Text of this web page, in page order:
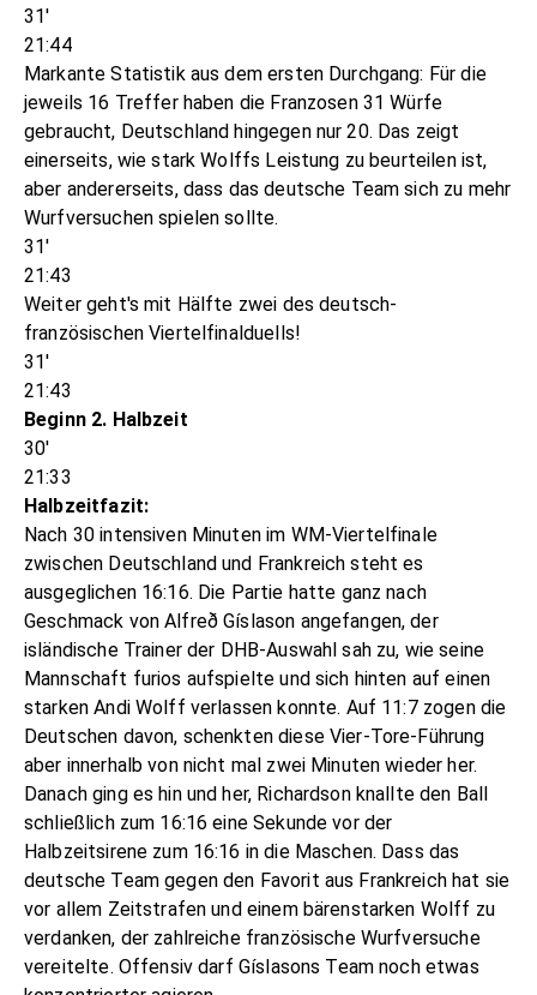
31'
21:44
Markante Statistik aus dem ersten Durchgang: Für die
jeweils 16 Treffer haben die Franzosen 31 Würfe
gebraucht, Deutschland hingegen nur 20. Das zeigt
einerseits, wie stark Wolffs Leistung zu beurteilen ist,
aber andererseits, dass das deutsche Team sich zu mehr
Wurfversuchen spielen sollte.
31'
21:43
Weiter geht's mit Hälfte zwei des deutsch-
französischen Viertelfinalduells!
31'
21:43
Beginn 2. Halbzeit
30'
21:33
Halbzeitfazit:
Nach 30 intensiven Minuten im WM-Viertelfinale
zwischen Deutschland und Frankreich steht es
ausgeglichen 16:16. Die Partie hatte ganz nach
Geschmack von Alfreð Gíslason angefangen, der
isländische Trainer der DHB-Auswahl sah zu, wie seine
Mannschaft furios aufspielte und sich hinten auf einen
starken Andi Wolff verlassen konnte. Auf 11:7 zogen die
Deutschen davon, schenkten diese Vier-Tore-Führung
aber innerhalb von nicht mal zwei Minuten wieder her.
Danach ging es hin und her, Richardson knallte den Ball
schließlich zum 16:16 eine Sekunde vor der
Halbzeitsirene zum 16:16 in die Maschen. Dass das
deutsche Team gegen den Favorit aus Frankreich hat sie
vor allem Zeitstrafen und einem bärenstarken Wolff zu
verdanken, der zahlreiche französische Wurfversuche
vereitelte. Offensiv darf Gíslasons Team noch etwas